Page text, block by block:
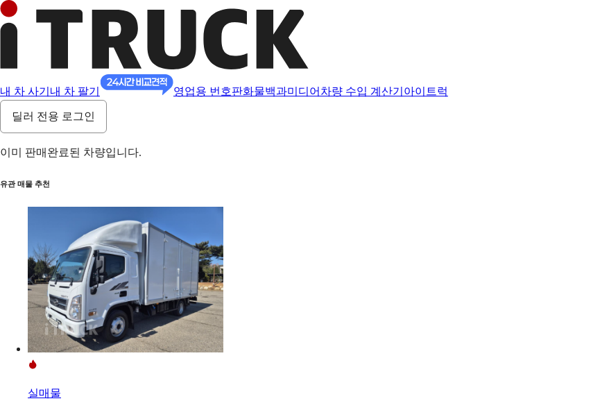
내 차 사기 내 차 팔기 영업용 번호판화물백과미디어 차량 수입 계산기 아이트럭
딜러 전용 로그인
이미 판매완료된 차량입니다.
유관 매물 추천
실매물